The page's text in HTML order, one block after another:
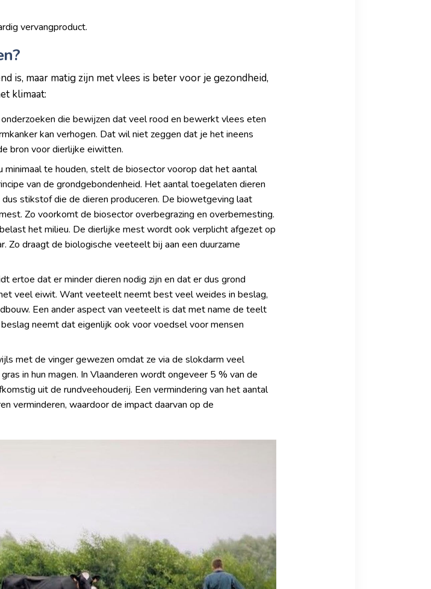
vervangproduct.
is, maar matig zijn met vlees is beter voor je gezondheid,
klimaat:
onderzoeken die bewijzen dat veel rood en bewerkt vlees eten
kan verhogen. Dat wil niet zeggen dat je het ineens
bron voor dierlijke eiwitten.
minimaal te houden, stelt de biosector voorop dat het aantal
van de grondgebondenheid. Het aantal toegelaten dieren
stikstof die de dieren produceren. De biowetgeving laat
Zo voorkomt de biosector overbegrazing en overbemesting.
het milieu. De dierlijke mest wordt ook verplicht afgezet op
Zo draagt de biologische veeteelt bij aan een duurzame
ertoe dat er minder dieren nodig zijn en dat er dus grond
veel eiwit. Want veeteelt neemt best veel weides in beslag,
Een ander aspect van veeteelt is dat met name de teelt
neemt dat eigenlijk ook voor voedsel voor mensen
met de vinger gewezen omdat ze via de slokdarm veel
in hun magen. In Vlaanderen wordt ongeveer 5 % van de
uit de rundveehouderij. Een vermindering van het aantal
verminderen, waardoor de impact daarvan op de